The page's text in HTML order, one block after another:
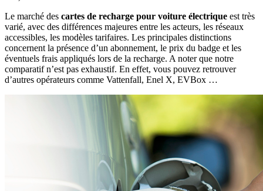
Le marché des cartes de recharge pour voiture électrique est très
varié, avec des différences majeures entre les acteurs, les réseaux
accessibles, les modèles tarifaires. Les principales distinctions
concernent la présence d’un abonnement, le prix du badge et les
éventuels frais appliqués lors de la recharge. A noter que notre
comparatif n’est pas exhaustif. En effet, vous pouvez retrouver
d’autres opérateurs comme Vattenfall, Enel X, EVBox …